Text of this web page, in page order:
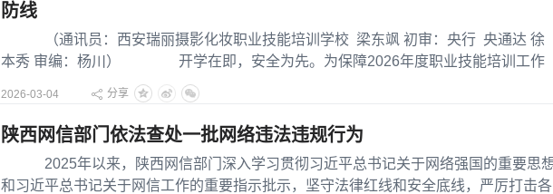
防线
（通讯员：西安瑞丽摄影化妆职业技能培训学校 梁东飒 初审：央行 央通达 徐
本秀 审编：杨川） 开学在即，安全为先。为保障2026年度职业技能培训工作
2026-03-04 分享
陕西网信部门依法查处一批网络违法违规行为
2025年以来，陕西网信部门深入学习贯彻习近平总书记关于网络强国的重要思
和习近平总书记关于网信工作的重要指示批示，坚守法律红线和安全底线，严厉打击各